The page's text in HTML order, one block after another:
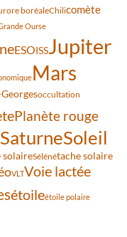
boréaleChilicomète
Ourse
ESOISSJupiter
Mars
occultation
Planète rouge
SaturneSoleil
solaireSélénétache solaire
VLTVoie lactée
étoileétoile polaire